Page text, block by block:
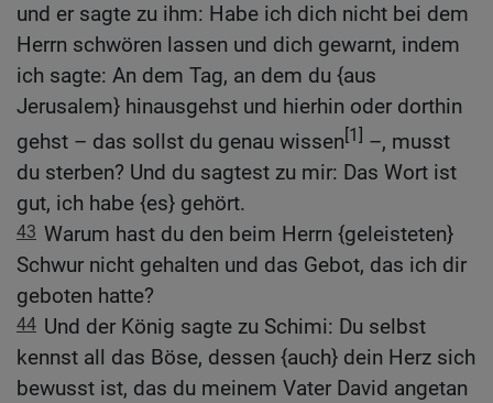
und er sagte zu ihm: Habe ich dich nicht bei dem
Herrn schwören lassen und dich gewarnt, indem
ich sagte: An dem Tag, an dem du {aus
Jerusalem} hinausgehst und hierhin oder dorthin
gehst – das sollst du genau wissen[1] –, musst
du sterben? Und du sagtest zu mir: Das Wort ist
gut, ich habe {es} gehört.
43 Warum hast du den beim Herrn {geleisteten}
Schwur nicht gehalten und das Gebot, das ich dir
geboten hatte?
44 Und der König sagte zu Schimi: Du selbst
kennst all das Böse, dessen {auch} dein Herz sich
bewusst ist, das du meinem Vater David angetan